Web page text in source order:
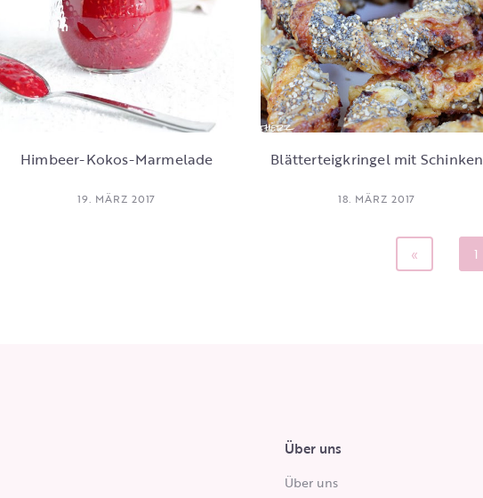
Himbeer-Kokos-Marmelade
19. MÄRZ 2017
Blätterteigkringel mit Schinken
18. MÄRZ 2017
« 1
Über uns
Über uns